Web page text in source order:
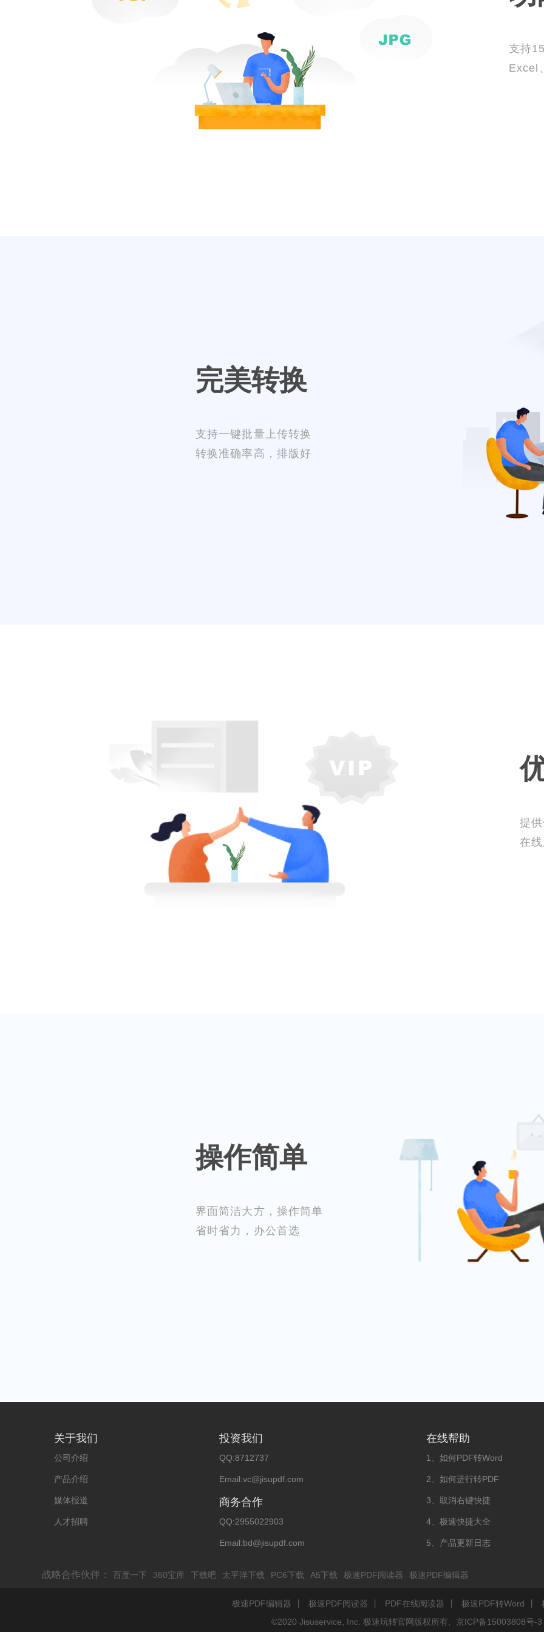
支持
Excel
完美转换
支持一键批量上传转换
转换准确率高，排版好
提
在
操作简单
界面简洁大方，操作简单
省时省力，办公首选
关于我们
公司介绍
产品介绍
媒体报道
人才招聘
投资我们
QQ:8712737
Email:vc@jisupdf.com
商务合作
QQ:2955022903
Email:bd@jisupdf.com
在线帮助
1、如何PDF转Word
2、如何进行转PDF
3、取消右键快捷
4、极速快捷大全
5、产品更新日志
战略合作伙伴： 百度一下 360宝库 下载吧 太平洋下载 PC6下载 A5下载 极速PDF阅读器 极速PDF编辑器
极速PDF编辑器 极速PDF阅读器 PDF在线阅读器 极速PDF转Word
©2020 Jisuservice, Inc. 极速玩转官网版权所有,
京ICP备15003808号-3